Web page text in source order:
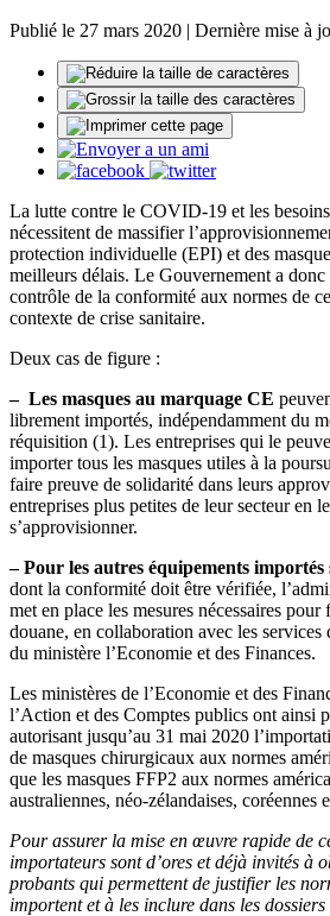
Publié le 27 mars 2020 | Dernière mise à
La lutte contre le COVID-19 et les
nécessitent de massifier
protection individuelle (EPI) et des
meilleurs délais. Le Gouvernement a donc
contrôle de la conformité aux normes de
contexte de crise sanitaire.
Deux cas de figure :
– Les masques au marquage CE
librement importés, indépendamment du
réquisition (1). Les entreprises qui le
importer tous les masques utiles à la
faire preuve de solidarité dans leurs
entreprises plus petites de leur secteur en
s’approvisionner.
– Pour les autres équipements
dont la conformité doit être vérifiée,
met en place les mesures nécessaires pour
douane, en collaboration avec les
du ministère l’Economie et des Finances.
Les ministères de l’Economie et des
l’Action et des Comptes publics ont ainsi
autorisant jusqu’au 31 mai 2020
de masques chirurgicaux aux normes
que les masques FFP2 aux normes
australiennes, néo-zélandaises, coréennes
Pour assurer la mise en œuvre rapide de
importateurs sont d’ores et déjà invités à
probants qui permettent de justifier les
importent et à les inclure dans les